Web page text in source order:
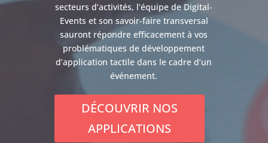
secteurs d’activités, l’équipe de Digital-
Events et son savoir-faire transversal
sauront répondre efficacement à vos
problématiques de développement
d’application tactile dans le cadre d’un
événement.
DÉCOUVRIR NOS
APPLICATIONS